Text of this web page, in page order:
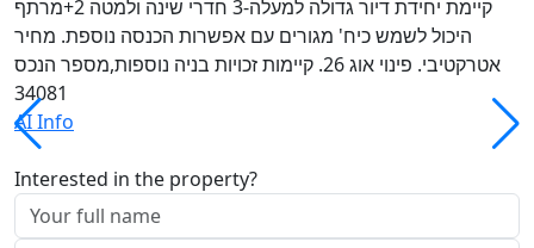
קיימת יחידת דיור גדולה למעלה-3 חדרי שינה ולמטה 2+מרתף
היכול לשמש כיח' מגורים עם אפשרות הכנסה נוספת. מחיר
אטרקטיבי. פינוי אוג 26. קיימות זכויות בניה נוספות,מספר הנכס
34081
AI Info
Interested in the property?